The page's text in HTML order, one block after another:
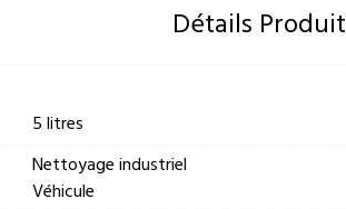
Détails Produit
5 litres
Nettoyage industriel
Véhicule